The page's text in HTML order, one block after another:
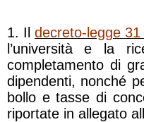
1. Il decreto-legge
l’università e la
completamento di
dipendenti, nonché
bollo e tasse di
riportate in allegato